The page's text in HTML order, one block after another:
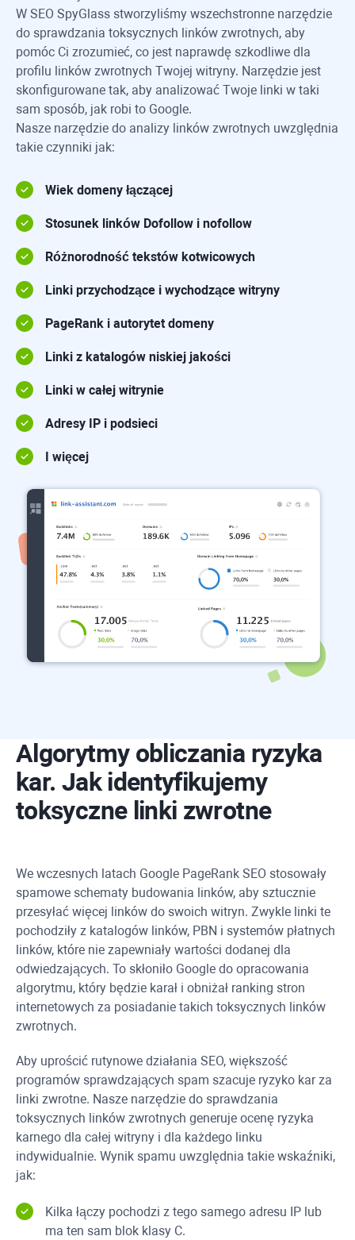
W SEO SpyGlass stworzyliśmy wszechstronne narzędzie
do sprawdzania toksycznych linków zwrotnych, aby
pomóc Ci zrozumieć, co jest naprawdę szkodliwe dla
profilu linków zwrotnych Twojej witryny. Narzędzie jest
skonfigurowane tak, aby analizować Twoje linki w taki
sam sposób, jak robi to Google.
Nasze narzędzie do analizy linków zwrotnych uwzględnia
takie czynniki jak:
Wiek domeny łączącej
Stosunek linków Dofollow i nofollow
Różnorodność tekstów kotwicowych
Linki przychodzące i wychodzące witryny
PageRank i autorytet domeny
Linki z katalogów niskiej jakości
Linki w całej witrynie
Adresy IP i podsieci
I więcej
Algorytmy obliczania ryzyka
kar. Jak identyfikujemy
toksyczne linki zwrotne
We wczesnych latach Google PageRank SEO stosowały
spamowe schematy budowania linków, aby sztucznie
przesyłać więcej linków do swoich witryn. Zwykle linki te
pochodziły z katalogów linków, PBN i systemów płatnych
linków, które nie zapewniały wartości dodanej dla
odwiedzających. To skłoniło Google do opracowania
algorytmu, który będzie karał i obniżał ranking stron
internetowych za posiadanie takich toksycznych linków
zwrotnych.
Aby uprościć rutynowe działania SEO, większość
programów sprawdzających spam szacuje ryzyko kar za
linki zwrotne. Nasze narzędzie do sprawdzania
toksycznych linków zwrotnych generuje ocenę ryzyka
karnego dla całej witryny i dla każdego linku
indywidualnie. Wynik spamu uwzględnia takie wskaźniki,
jak:
Kilka łączy pochodzi z tego samego adresu IP lub
ma ten sam blok klasy C.